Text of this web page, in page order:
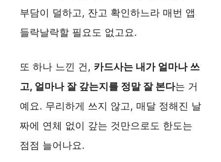
부담이 덜하고, 잔고 확인하느라 매번 앱
들락날락할 필요도 없고요.
또 하나 느낀 건, 카드사는 내가 얼마나 쓰
고, 얼마나 잘 갚는지를 정말 잘 본다는 거
예요. 무리하게 쓰지 않고, 매달 정해진 날
짜에 연체 없이 갚는 것만으로도 한도는
점점 늘어나요.